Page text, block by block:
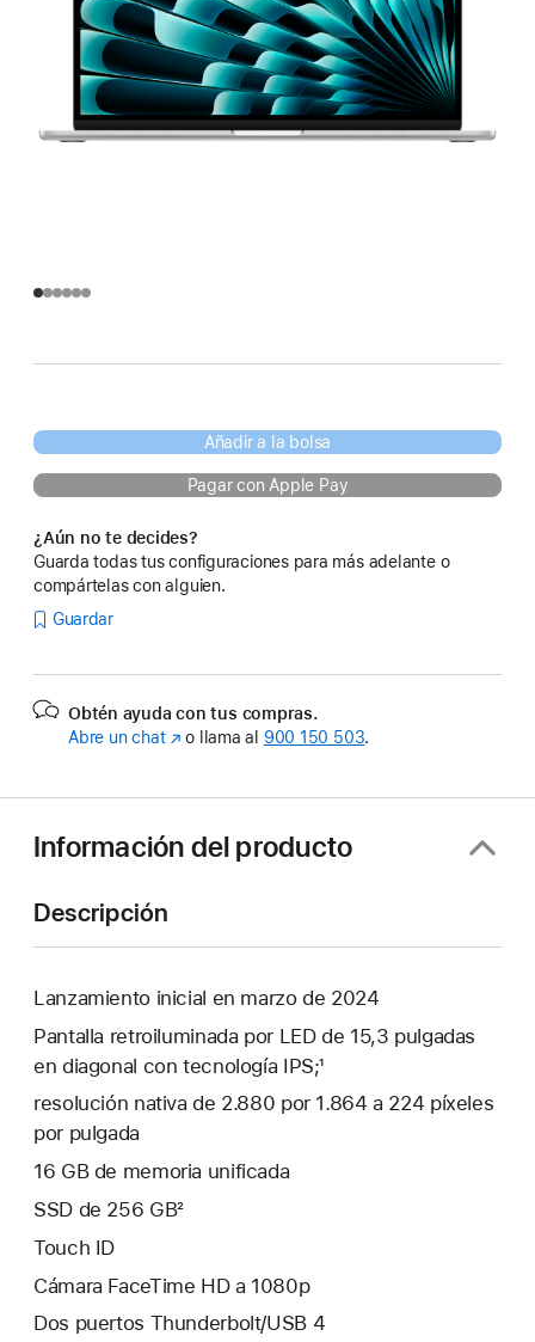
Añadir a la bolsa
Pagar con Apple Pay
¿Aún no te decides?
Guarda todas tus configuraciones para más adelante o
compártelas con alguien.
Guardar
Obtén ayuda con tus compras.
Abre un chat(Se
ventana
nueva)
o llama al 900 150 503.
Información del producto
Descripción
Lanzamiento inicial en marzo de 2024
Pantalla retroiluminada por LED de 15,3 pulgadas
en diagonal con tecnología IPS;¹
resolución nativa de 2.880 por 1.864 a 224 píxeles
por pulgada
16 GB de memoria unificada
SSD de 256 GB²
Touch ID
Cámara FaceTime HD a 1080p
Dos puertos Thunderbolt/USB 4